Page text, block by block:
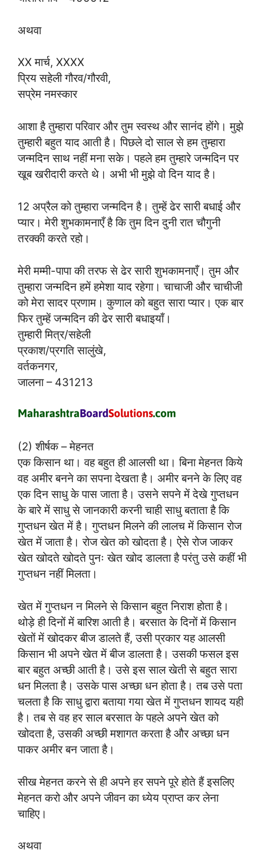
अथवा
XX मार्च, XXXX
प्रिय सहेली गौरव/गौरवी,
सप्रेम नमस्कार
आशा है तुम्हारा परिवार और तुम स्वस्थ और सानंद होंगे। मुझे
तुम्हारी बहुत याद आती है। पिछले दो साल से हम तुम्हारा
जन्मदिन साथ नहीं मना सके। पहले हम तुम्हारे जन्मदिन पर
खूब खरीदारी करते थे। अभी भी मुझे वो दिन याद है।
12 अप्रैल को तुम्हारा जन्मदिन है। तुम्हें ढेर सारी बधाई और
प्यार। मेरी शुभकामनाएँ है कि तुम दिन दुनी रात चौगुनी
तरक्की करते रहो।
मेरी मम्मी-पापा की तरफ से ढेर सारी शुभकामनाएँ। तुम और
तुम्हारा जन्मदिन हमें हमेशा याद रहेगा। चाचाजी और चाचीजी
को मेरा सादर प्रणाम। कुणाल को बहुत सारा प्यार। एक बार
फिर तुम्हें जन्मदिन की ढेर सारी बधाइयाँ।
तुम्हारी मित्र/सहेली
प्रकाश/प्रगति सालुंखे,
वर्तकनगर,
जालना – 431213
(2) शीर्षक – मेहनत
एक किसान था। वह बहुत ही आलसी था। बिना मेहनत किये
वह अमीर बनने का सपना देखता है। अमीर बनने के लिए वह
एक दिन साधु के पास जाता है। उसने सपने में देखे गुप्तधन
के बारे में साधु से जानकारी करनी चाही साधु बताता है कि
गुप्तधन खेत में है। गुप्तधन मिलने की लालच में किसान रोज
खेत में जाता है। रोज खेत को खोदता है। ऐसे रोज जाकर
खेत खोदते खोदते पुनः खेत खोद डालता है परंतु उसे कहीं भी
गुप्तधन नहीं मिलता।
खेत में गुप्तधन न मिलने से किसान बहुत निराश होता है।
थोड़े ही दिनों में बारिश आती है। बरसात के दिनों में किसान
खेतों में खोदकर बीज डालते हैं, उसी प्रकार यह आलसी
किसान भी अपने खेत में बीज डालता है। उसकी फसल इस
बार बहुत अच्छी आती है। उसे इस साल खेती से बहुत सारा
धन मिलता है। उसके पास अच्छा धन होता है। तब उसे पता
चलता है कि साधु द्वारा बताया गया खेत में गुप्तधन शायद यही
है। तब से वह हर साल बरसात के पहले अपने खेत को
खोदता है, उसकी अच्छी मशागत करता है और अच्छा धन
पाकर अमीर बन जाता है।
सीख मेहनत करने से ही अपने हर सपने पूरे होते हैं इसलिए
मेहनत करो और अपने जीवन का ध्येय प्राप्त कर लेना
चाहिए।
अथवा